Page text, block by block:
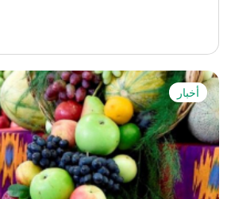
أخبار